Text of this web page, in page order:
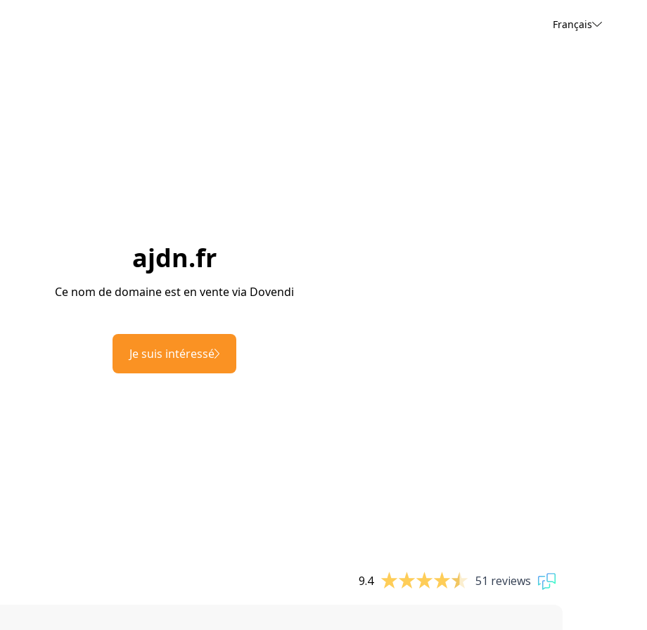
Français
ajdn.fr
Ce nom de domaine est en vente via Dovendi
Je suis intéressé
9.4 51 reviews